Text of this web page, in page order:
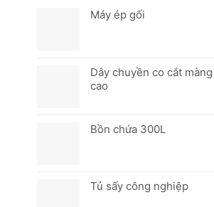
Máy ép gối
Dây chuyền co cắt
cao
Bồn chứa 300L
Tủ sấy công nghiệp